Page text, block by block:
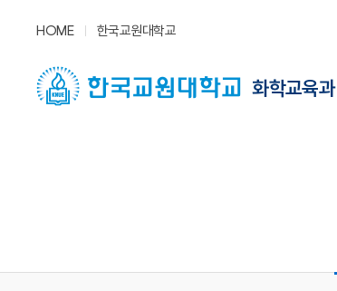
HOME 한국교원대학교
화학교육과